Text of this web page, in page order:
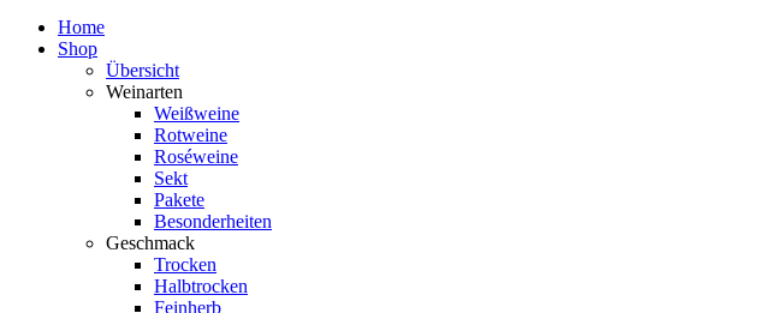
Home
Shop
Übersicht
Weinarten
Weißweine
Rotweine
Roséweine
Sekt
Pakete
Besonderheiten
Geschmack
Trocken
Halbtrocken
Feinherb